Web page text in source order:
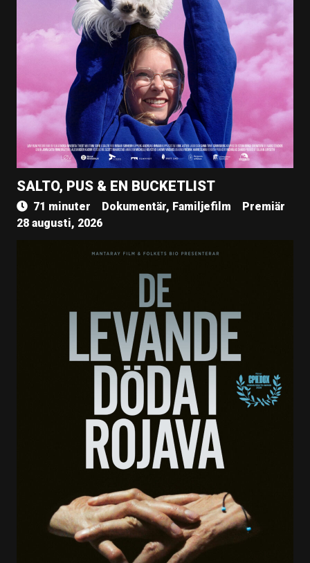
SALTO, PUS & EN BUCKETLIST
71 minuter Dokumentär, Familjefilm
Premiär
28 augusti, 2026